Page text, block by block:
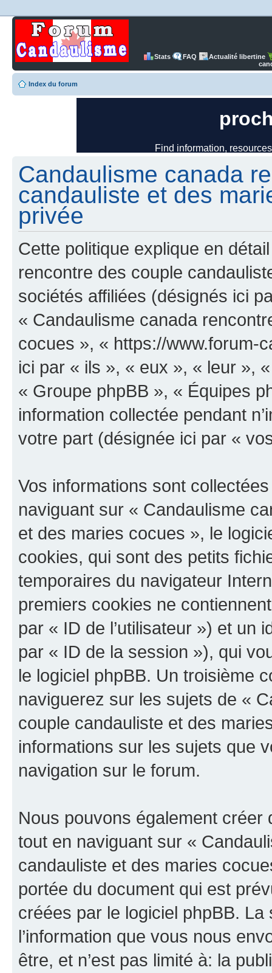
Stats FAQ
Actualité libertine
Index du forum
Candaulisme canada
candauliste et des
privée
Cette politique explique en
rencontre des couple
sociétés affiliées (désignés ici
« Candaulisme canada
cocues », « https://www.forum-
ici par « ils », « eux », « leur »,
« Groupe phpBB », « Équipes
information collectée pendant
votre part (désignée ici par «
Vos informations sont
naviguant sur « Candaulisme
et des maries cocues », le
cookies, qui sont des petits
temporaires du navigateur
premiers cookies ne
par « ID de l’utilisateur ») et un
par « ID de la session »), qui
le logiciel phpBB. Un troisième
naviguerez sur les sujets de «
couple candauliste et des
informations sur les sujets que
navigation sur le forum.
Nous pouvons également
tout en naviguant sur «
candauliste et des maries
portée du document qui est
créées par le logiciel phpBB.
l’information que vous nous
être, et n’est pas limité à: la